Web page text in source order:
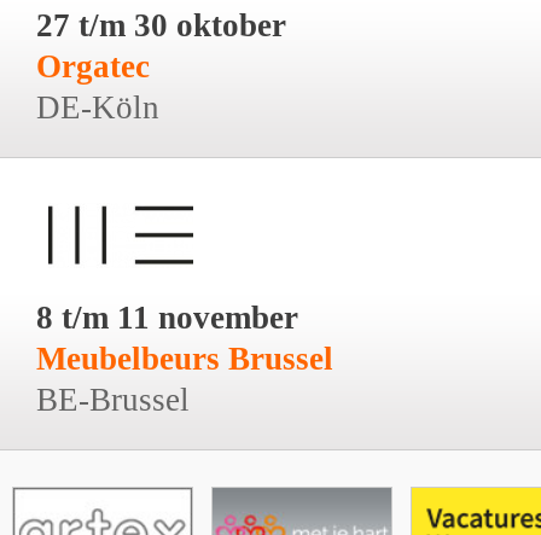
27 t/m 30 oktober
Orgatec
DE-Köln
8 t/m 11 november
Meubelbeurs Brussel
BE-Brussel